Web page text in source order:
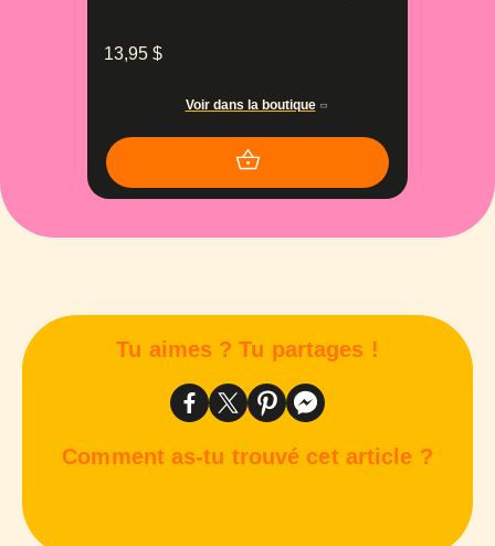
13,95 $
Voir dans la boutique
Tu aimes ? Tu partages !
Comment as-tu trouvé cet article ?